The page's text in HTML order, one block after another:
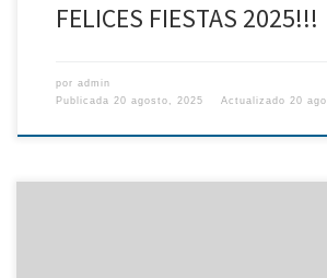
FELICES FIESTAS 2025!!!
por admin
Publicada 20 agosto, 2025 Actualizado 20